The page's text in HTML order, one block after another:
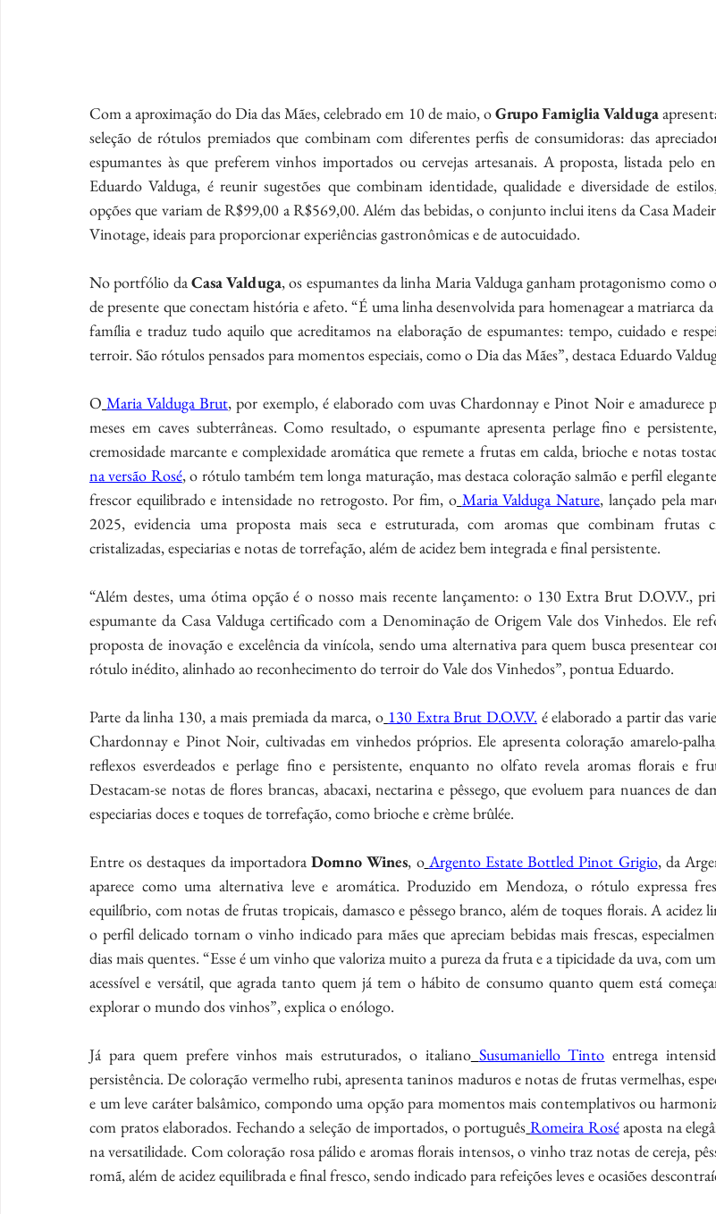
Com a aproximação do Dia das Mães, celebrado em 10 de maio, o Grupo Famiglia Valduga
seleção de rótulos premiados que combinam com diferentes perfis de consumidoras: das
espumantes às que preferem vinhos importados ou cervejas artesanais. A proposta, listada pelo
Eduardo Valduga, é reunir sugestões que combinam identidade, qualidade e diversidade de
opções que variam de R$99,00 a R$569,00. Além das bebidas, o conjunto inclui itens da Casa
Vinotage, ideais para proporcionar experiências gastronômicas e de autocuidado.
No portfólio da Casa Valduga, os espumantes da linha Maria Valduga ganham protagonismo como
de presente que conectam história e afeto. “É uma linha desenvolvida para homenagear a matriarca da
família e traduz tudo aquilo que acreditamos na elaboração de espumantes: tempo, cuidado e
terroir. São rótulos pensados para momentos especiais, como o Dia das Mães”, destaca Eduardo
O Maria Valduga Brut, por exemplo, é elaborado com uvas Chardonnay e Pinot Noir e amadurece
meses em caves subterrâneas. Como resultado, o espumante apresenta perlage fino e
cremosidade marcante e complexidade aromática que remete a frutas em calda, brioche e notas
na versão Rosé, o rótulo também tem longa maturação, mas destaca coloração salmão e perfil
frescor equilibrado e intensidade no retrogosto. Por fim, o Maria Valduga Nature, lançado pela
2025, evidencia uma proposta mais seca e estruturada, com aromas que combinam frutas
cristalizadas, especiarias e notas de torrefação, além de acidez bem integrada e final persistente.
“Além destes, uma ótima opção é o nosso mais recente lançamento: o 130 Extra Brut D.O.V.V.,
espumante da Casa Valduga certificado com a Denominação de Origem Vale dos Vinhedos. Ele
proposta de inovação e excelência da vinícola, sendo uma alternativa para quem busca presentear
rótulo inédito, alinhado ao reconhecimento do terroir do Vale dos Vinhedos”, pontua Eduardo.
Parte da linha 130, a mais premiada da marca, o 130 Extra Brut D.O.V.V. é elaborado a partir das
Chardonnay e Pinot Noir, cultivadas em vinhedos próprios. Ele apresenta coloração amarelo-
reflexos esverdeados e perlage fino e persistente, enquanto no olfato revela aromas florais e
Destacam-se notas de flores brancas, abacaxi, nectarina e pêssego, que evoluem para nuances de
especiarias doces e toques de torrefação, como brioche e crème brûlée.
Entre os destaques da importadora Domno Wines, o Argento Estate Bottled Pinot Grigio, da
aparece como uma alternativa leve e aromática. Produzido em Mendoza, o rótulo expressa
equilíbrio, com notas de frutas tropicais, damasco e pêssego branco, além de toques florais. A acidez
o perfil delicado tornam o vinho indicado para mães que apreciam bebidas mais frescas,
dias mais quentes. “Esse é um vinho que valoriza muito a pureza da fruta e a tipicidade da uva, com
acessível e versátil, que agrada tanto quem já tem o hábito de consumo quanto quem está
explorar o mundo dos vinhos”, explica o enólogo.
Já para quem prefere vinhos mais estruturados, o italiano Susumaniello Tinto entrega
persistência. De coloração vermelho rubi, apresenta taninos maduros e notas de frutas vermelhas,
e um leve caráter balsâmico, compondo uma opção para momentos mais contemplativos ou
com pratos elaborados. Fechando a seleção de importados, o português Romeira Rosé aposta na
na versatilidade. Com coloração rosa pálido e aromas florais intensos, o vinho traz notas de cereja,
romã, além de acidez equilibrada e final fresco, sendo indicado para refeições leves e ocasiões